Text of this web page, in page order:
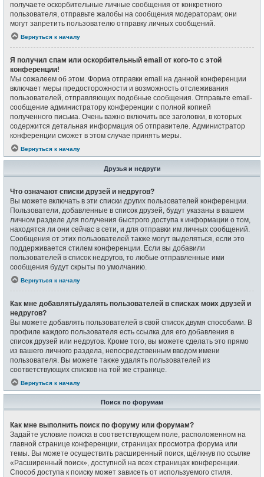
получаете оскорбительные личные сообщения от конкретного
пользователя, отправьте жалобы на сообщения модераторам; они
могут запретить пользователю отправку личных сообщений.
Вернуться к началу
Я получил спам или оскорбительный email от кого-то с этой
конференции!
Мы сожалеем об этом. Форма отправки email на данной конференции
включает меры предосторожности и возможность отслеживания
пользователей, отправляющих подобные сообщения. Отправьте email-
сообщение администратору конференции с полной копией
полученного письма. Очень важно включить все заголовки, в которых
содержится детальная информация об отправителе. Администратор
конференции сможет в этом случае принять меры.
Вернуться к началу
Друзья и недруги
Что означают списки друзей и недругов?
Вы можете включать в эти списки других пользователей конференции.
Пользователи, добавленные в список друзей, будут указаны в вашем
личном разделе для получения быстрого доступа к информации о том,
находятся ли они сейчас в сети, и для отправки им личных сообщений.
Сообщения от этих пользователей также могут выделяться, если это
поддерживается стилем конференции. Если вы добавили
пользователей в список недругов, то любые отправленные ими
сообщения будут скрыты по умолчанию.
Вернуться к началу
Как мне добавлять/удалять пользователей в списках моих друзей и
недругов?
Вы можете добавлять пользователей в свой список двумя способами. В
профиле каждого пользователя есть ссылка для его добавления в
список друзей или недругов. Кроме того, вы можете сделать это прямо
из вашего личного раздела, непосредственным вводом имени
пользователя. Вы можете также удалять пользователей из
соответствующих списков на той же странице.
Вернуться к началу
Поиск по форумам
Как мне выполнить поиск по форуму или форумам?
Задайте условие поиска в соответствующем поле, расположенном на
главной странице конференции, страницах просмотра форума или
темы. Вы можете осуществить расширенный поиск, щёлкнув по ссылке
«Расширенный поиск», доступной на всех страницах конференции.
Способ доступа к поиску может зависеть от используемого стиля.